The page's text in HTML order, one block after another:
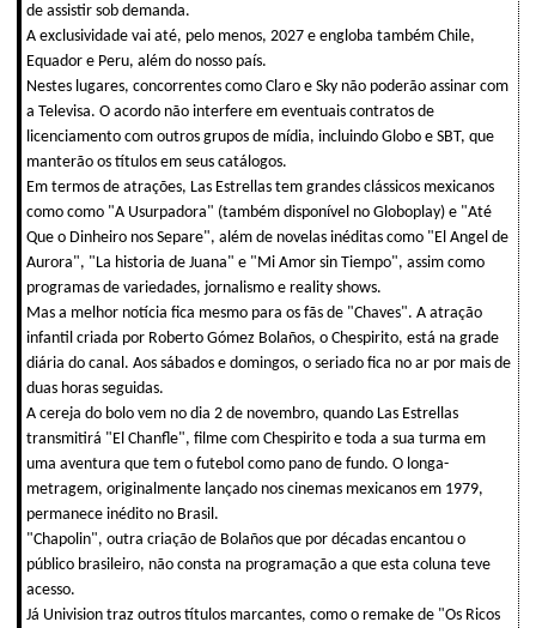
de assistir sob demanda.
A exclusividade vai até, pelo menos, 2027 e engloba também Chile,
Equador e Peru, além do nosso país.
Nestes lugares, concorrentes como Claro e Sky não poderão assinar com
a Televisa. O acordo não interfere em eventuais contratos de
licenciamento com outros grupos de mídia, incluindo Globo e SBT, que
manterão os títulos em seus catálogos.
Em termos de atrações, Las Estrellas tem grandes clássicos mexicanos
como como "A Usurpadora" (também disponível no Globoplay) e "Até
Que o Dinheiro nos Separe", além de novelas inéditas como "El Angel de
Aurora", "La historia de Juana" e "Mi Amor sin Tiempo", assim como
programas de variedades, jornalismo e reality shows.
Mas a melhor notícia fica mesmo para os fãs de "Chaves". A atração
infantil criada por Roberto Gómez Bolaños, o Chespirito, está na grade
diária do canal. Aos sábados e domingos, o seriado fica no ar por mais de
duas horas seguidas.
A cereja do bolo vem no dia 2 de novembro, quando Las Estrellas
transmitirá "El Chanfle", filme com Chespirito e toda a sua turma em
uma aventura que tem o futebol como pano de fundo. O longa-
metragem, originalmente lançado nos cinemas mexicanos em 1979,
permanece inédito no Brasil.
"Chapolin", outra criação de Bolaños que por décadas encantou o
público brasileiro, não consta na programação a que esta coluna teve
acesso.
Já Univision traz outros títulos marcantes, como o remake de "Os Ricos